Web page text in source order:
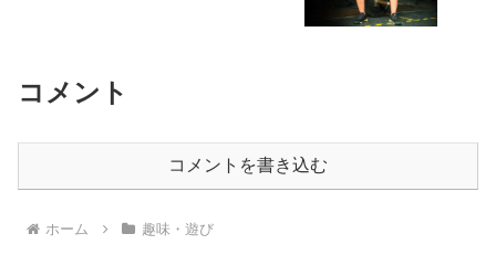
コメント
コメントを書き込む
ホーム 趣味・遊び